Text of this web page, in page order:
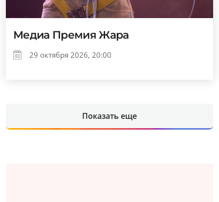
Медиа Премия Жара
29 октября 2026, 20:00
Показать еще